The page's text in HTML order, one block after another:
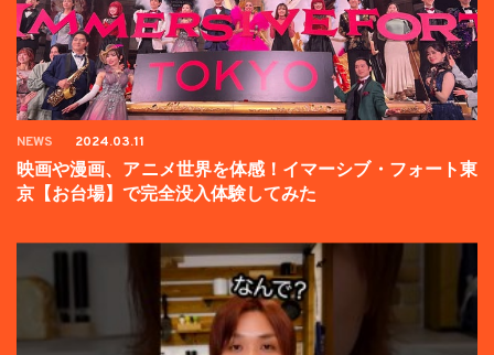
NEWS 2024.03.11
映画や漫画、アニメ世界を体感！イマーシブ・フォート東
京【お台場】で完全没入体験してみた